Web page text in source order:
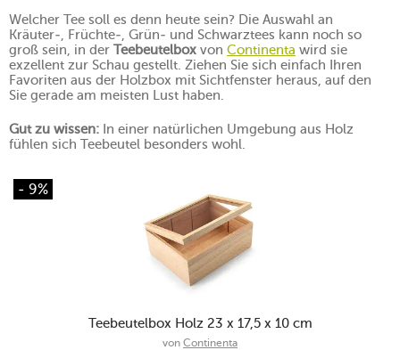
Welcher Tee soll es denn heute sein? Die Auswahl an
Kräuter-, Früchte-, Grün- und Schwarztees kann noch so
groß sein, in der Teebeutelbox von Continenta wird sie
exzellent zur Schau gestellt. Ziehen Sie sich einfach Ihren
Favoriten aus der Holzbox mit Sichtfenster heraus, auf den
Sie gerade am meisten Lust haben.
Gut zu wissen: In einer natürlichen Umgebung aus Holz
fühlen sich Teebeutel besonders wohl.
- 9%
Teebeutelbox Holz 23 x 17,5 x 10 cm
von Continenta